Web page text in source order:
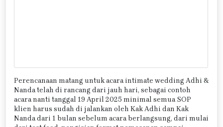
Perencanaan matang untuk acara intimate wedding Adhi &
Nanda telah di rancang dari jauh hari, sebagai contoh
acara nanti tanggal 19 April 2025 minimal semua SOP
klien harus sudah di jalankan oleh Kak Adhi dan Kak
Nanda dari 1 bulan sebelum acara berlangsung, dari mulai